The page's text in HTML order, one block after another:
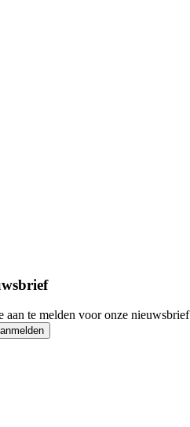
te melden voor onze nieuwsbrief